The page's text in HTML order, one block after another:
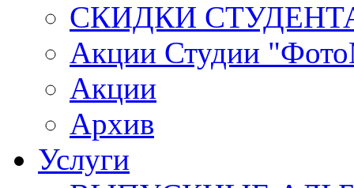
СКИДКИ
Акции Студии
Акции
Архив
Услуги